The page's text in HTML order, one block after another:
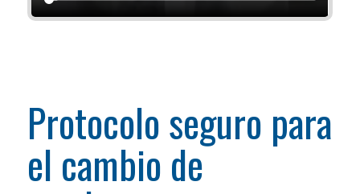
Protocolo seguro para
el cambio de